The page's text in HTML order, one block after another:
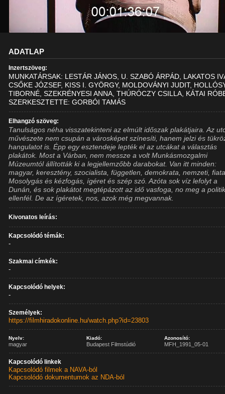
ADATLAP
Inzertszöveg:
MUNKATÁRSAK: LESTÁR JÁNOS, U. SZABÓ ÁRPÁD, LAKATOS
CSŐKE JÓZSEF, KISS I. GYÖRGY, MOLDOVÁNYI JUDIT,
TIBORNÉ, SZEKRÉNYESI ANNA, THÚRÓCZY CSILLA, KÁTAI
SZERKESZTETTE: GORBÓI TAMÁS
Elhangzó szöveg:
Tanulságos néha visszatekinteni az elmúlt időszak plakátjaira. Az
művészete nem csupán a városképet színesíti, hanem jelzi és
hangulatot is. Épp egy esztendeje lepték el az utcákat a választás
plakátok. Most a Várban, nem messze a volt Munkásmozgalmi
Múzeumtól állították ki a legjellemzőbb darabokat. Van itt minden:
magyar, keresztény, szocialista, független, demokrata, nemzeti,
Mosolygás és kézfogás, ígéret és szép szó. Azóta sok víz lefolyt a
Dunán, és sok plakátot megtépázott az idő vasfoga, no meg a
ellenfél. De az ígéretek, nos, azok még megvannak.
Kivonatos leírás:
Kapcsolódó témák:
-
Szakmai címkék:
-
Kapcsolódó helyek:
-
Személyek:
https://filmhiradokonline.hu/watch.php?id=23803
Nyelv:
magyar
Kiadó:
Budapest Filmstúdió
Azonosító:
MFH_1991_05-01
Kapcsolódó linkek
Kapcsolódó filmek a NAVA-ból
Kapcsolódó dokumentumok az NDA-ból